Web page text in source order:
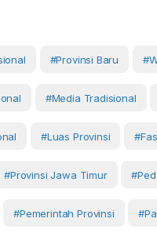
#provinsi Baru
#media Tradisional
#luas Provinsi
#provinsi Jawa Timur
#Pemerintah Provinsi